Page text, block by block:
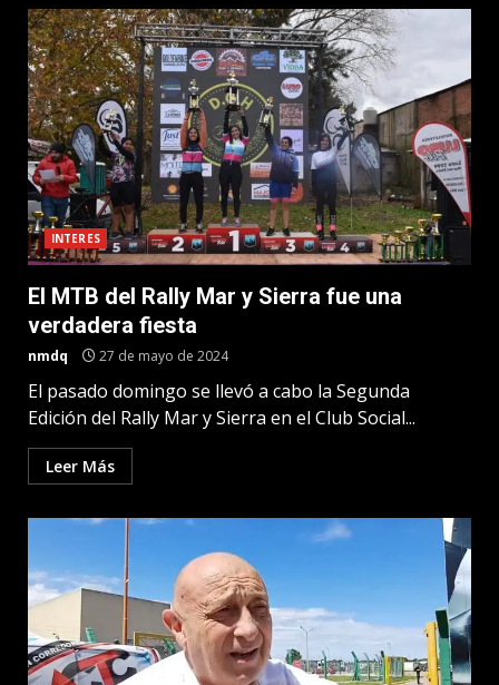
INTERES
El MTB del Rally Mar y Sierra fue una
verdadera fiesta
nmdq 27 de mayo de 2024
El pasado domingo se llevó a cabo la Segunda
Edición del Rally Mar y Sierra en el Club Social...
Leer Más